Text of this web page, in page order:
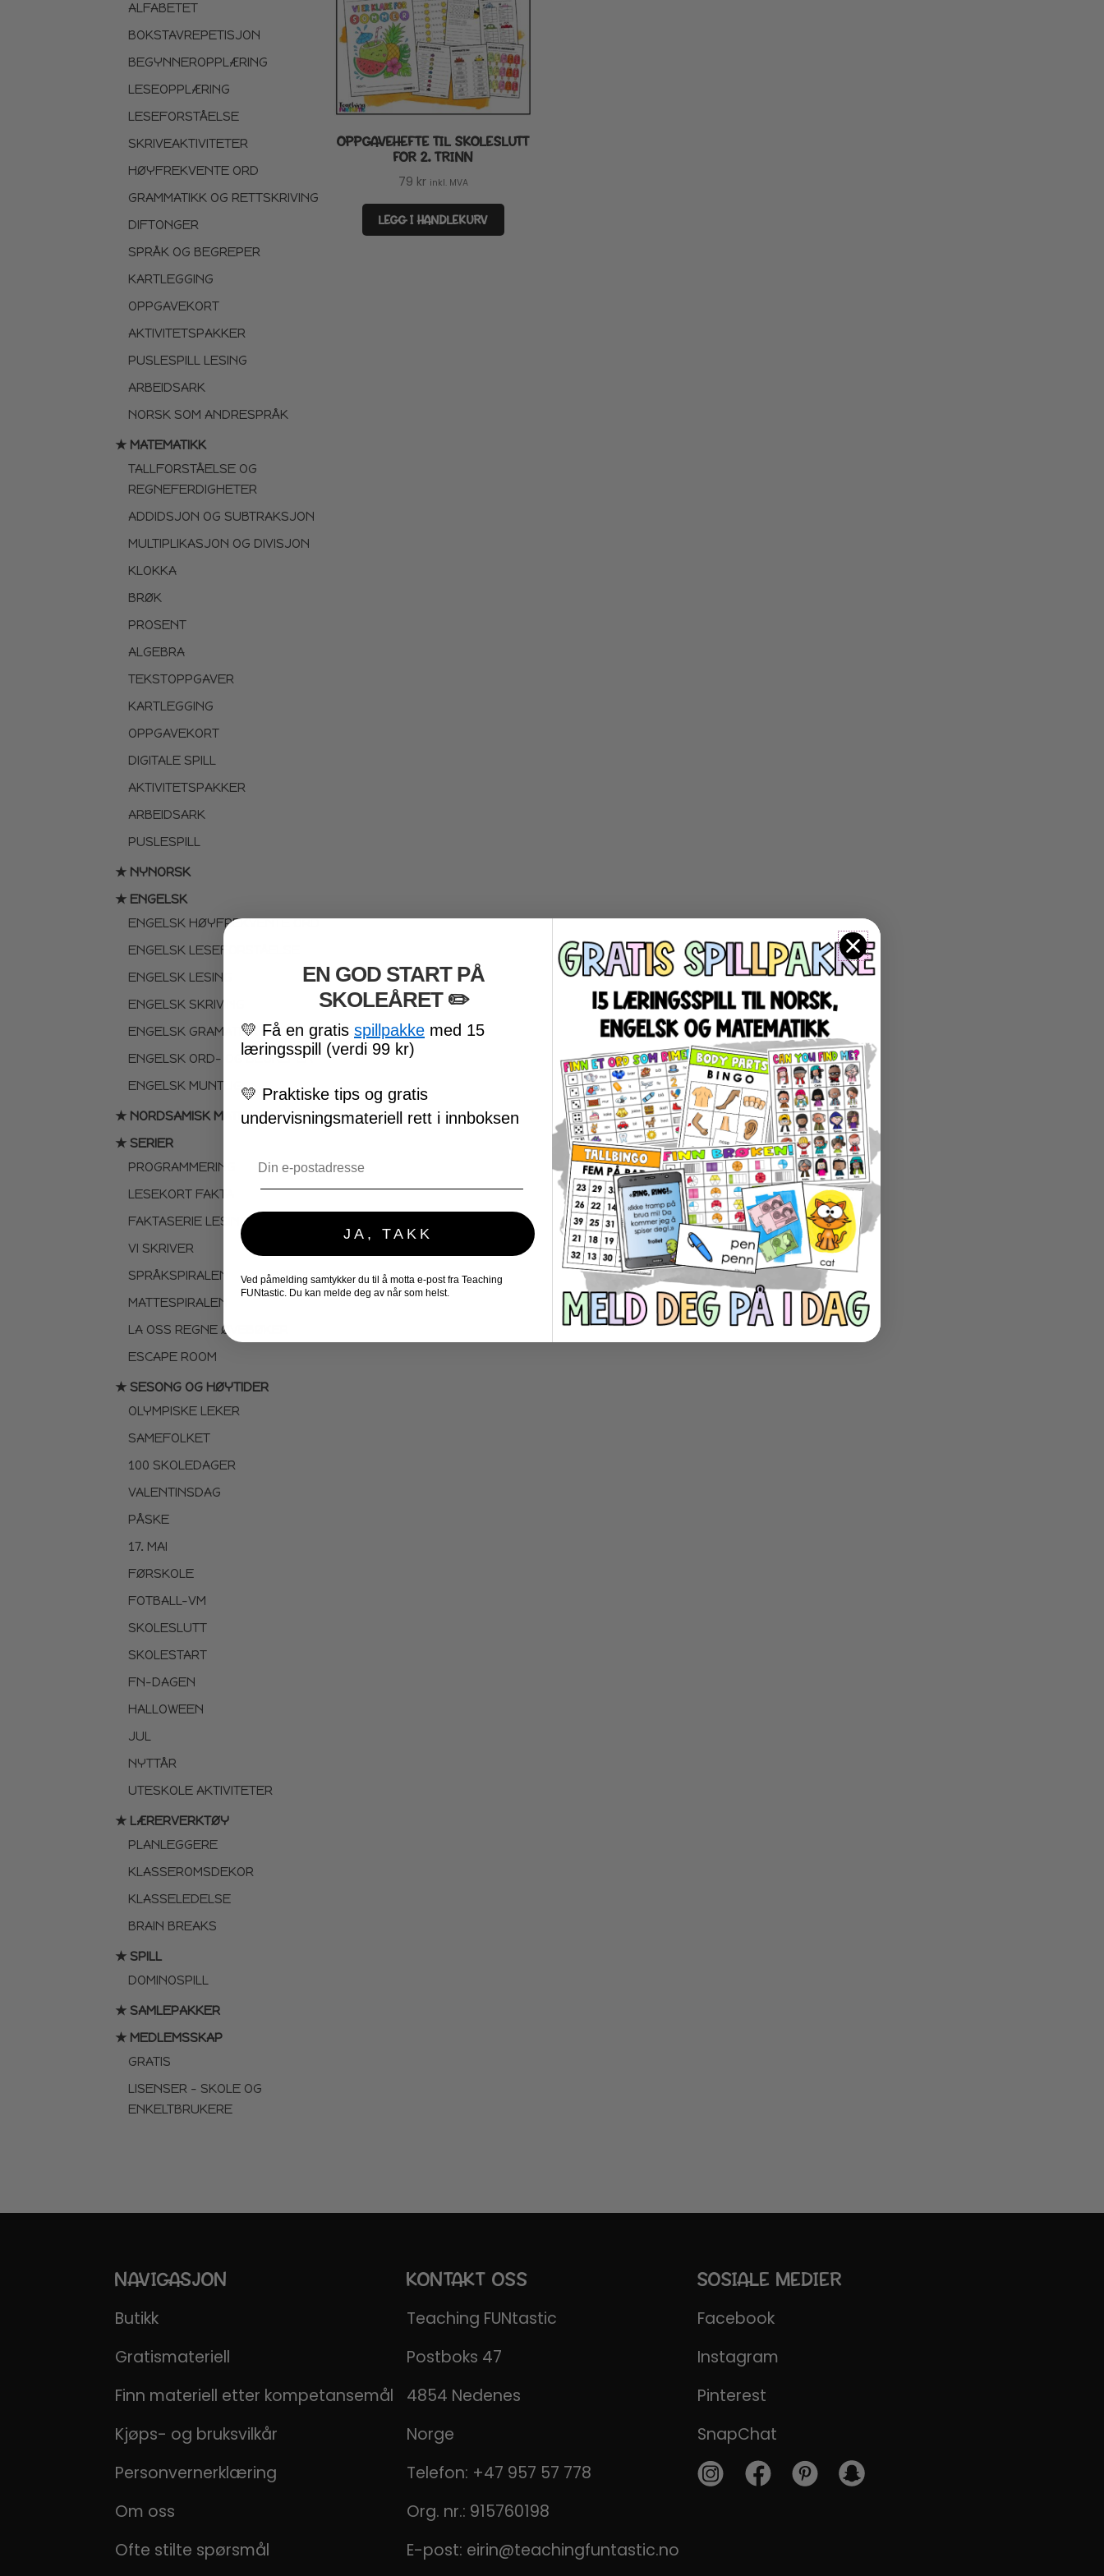
ALFABETET
BOKSTAVREPETISJON
BEGYNNEROPPLÆRING
LESEOPPLÆRING
LESEFORSTÅELSE
SKRIVEAKTIVITETER
HØYFREKVENTE ORD
GRAMMATIKK OG RETTSKRIVING
DIFTONGER
SPRÅK OG BEGREPER
KARTLEGGING
OPPGAVEKORT
AKTIVITETSPAKKER
PUSLESPILL LESING
ARBEIDSARK
NORSK SOM ANDRESPRÅK
★ MATEMATIKK
TALLFORSTÅELSE OG
REGNEFERDIGHETER
ADDIDSJON OG SUBTRAKSJON
MULTIPLIKASJON OG DIVISJON
KLOKKA
BRØK
PROSENT
ALGEBRA
TEKSTOPPGAVER
KARTLEGGING
OPPGAVEKORT
DIGITALE SPILL
AKTIVITETSPAKKER
ARBEIDSARK
PUSLESPILL
★ NYNORSK
★ ENGELSK
ENGELSK HØYFREKVENTE ORD
ENGELSK LESEFORSTÅELSE
ENGELSK LESING
ENGELSK SKRIVING
ENGELSK GRAMATIKK
ENGELSK ORD- OG BEGREPER
ENGELSK MUNTLIG
★ NORDSAMISK MATERIELL
★ SERIER
PROGRAMMERING
LESEKORT FAKTA
FAKTASERIE LESING
VI SKRIVER
SPRÅKSPIRALEN
MATTESPIRALEN
LA OSS REGNE ØVEBØKER
ESCAPE ROOM
★ SESONG OG HØYTIDER
OLYMPISKE LEKER
SAMEFOLKET
100 SKOLEDAGER
VALENTINSDAG
PÅSKE
17. MAI
FØRSKOLE
FOTBALL-VM
SKOLESLUTT
SKOLESTART
FN-DAGEN
HALLOWEEN
JUL
NYTTÅR
UTESKOLE AKTIVITETER
★ LÆRERVERKTØY
PLANLEGGERE
KLASSEROMSDEKOR
KLASSELEDELSE
BRAIN BREAKS
★ SPILL
DOMINOSPILL
★ SAMLEPAKKER
★ MEDLEMSSKAP
GRATIS
LISENSER – SKOLE OG
ENKELTBRUKERE
OPPGAVEHEFTE TIL SKOLESLUTT
FOR 2. TRINN
79 kr inkl. MVA
LEGG I HANDLEKURV
NAVIGASJON
Butikk
Gratismateriell
Finn materiell etter kompetansemål
Kjøps- og bruksvilkår
Personvernerklæring
Om oss
Ofte stilte spørsmål
KONTAKT OSS
Teaching FUNtastic
Postboks 47
4854 Nedenes
Norge
Telefon: +47 957 57 778
Org. nr.: 915760198
E-post: eirin@teachingfuntastic.no
SOSIALE MEDIER
Facebook
Instagram
Pinterest
SnapChat
EN GOD START PÅ
SKOLEÅRET​ ✏️
💛 Få en gratis spillpakke med 15
læringsspill (verdi 99 kr)
💛 Praktiske tips og gratis
undervisningsmateriell rett i innboksen
JA, TAKK
Ved påmelding samtykker du til å motta e-post fra Teaching
FUNtastic. Du kan melde deg av når som helst.